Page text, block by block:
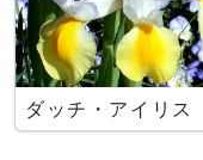
ダッチ・アイリス